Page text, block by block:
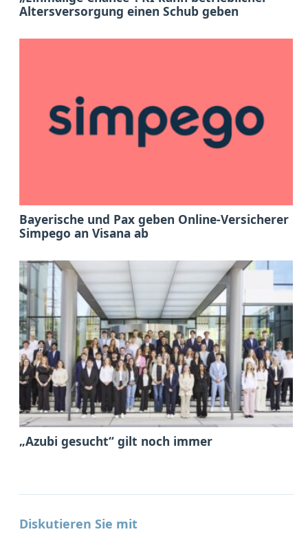
Altersversorgung einen Schub geben
Bayerische und Pax geben Online-Versicherer
Simpego an Visana ab
„Azubi gesucht“ gilt noch immer
Diskutieren Sie mit